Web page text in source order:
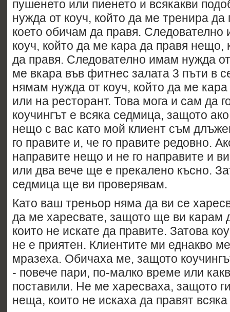
пушенето или пиенето и всякакви
нужда от коуч, който да ме тренира
което обичам да правя.
коуч, който да ме кара да правя нещо,
да правя. Следователно имам нужда
ме вкара във фитнес залата 3 пъти в
нямам нужда от коуч, който да ме
или на ресторант. Това мога и сам да
коучингът е всяка седмица, защото
нещо с вас като мой клиент съм
го правите и, че го правите редовно.
направите нещо и не го направите и
или два вече ще е прекалено късно.
седмица ще ви проверявам.
Като ваш треньор няма да ви се
да ме харесвате, защото ще ви карам
които не искате да правите. Затова
не е приятен. Клиентите ми еднакво
мразеха. Обичаха ме, защото
- повече пари, по-малко време или
поставили. Не ме харесваха, защото
неща, които не искаха да правят